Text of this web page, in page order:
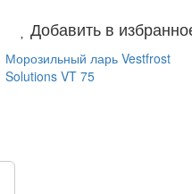
Добавить в
Морозильный ларь Vestfrost
Solutions VT 75